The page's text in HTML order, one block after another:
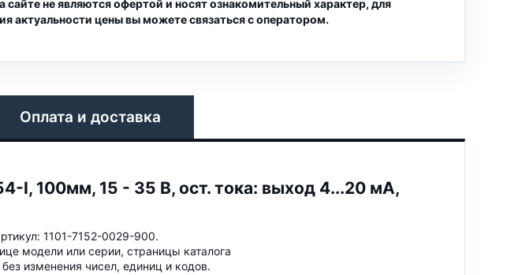
сайте не являются офертой и носят ознакомительный характер, для
актуальности цены вы можете связаться с оператором.
Оплата и доставка
I, 100мм, 15 - 35 В, ост. тока: выход 4...20 мА,
1101-7152-0029-900.
модели или серии, страницы каталога
изменения чисел, единиц и кодов.